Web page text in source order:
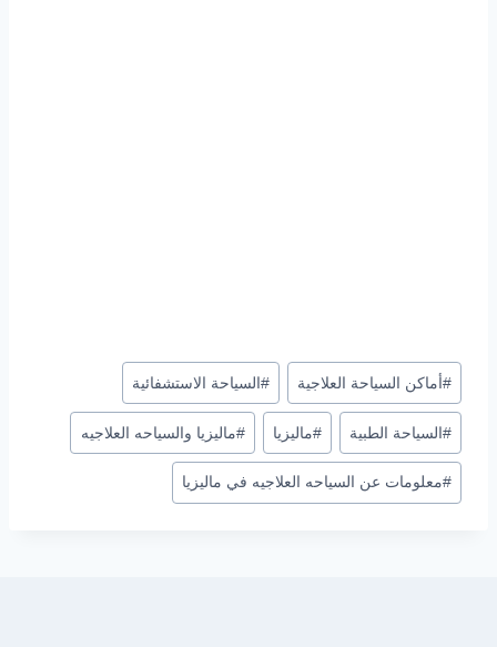
وسوم
المقال:
# أماكن السياحة العلاجية # السياحة الاستشفائية
#السياحة الطبية #ماليزيا #ماليزيا والسياحه العلاجيه
#معلومات عن السياحه العلاجيه في ماليزيا